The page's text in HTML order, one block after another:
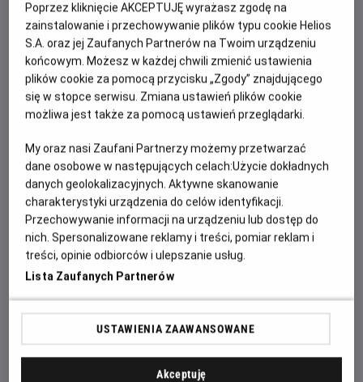
Rok 1982, anonimowy wykładowca i pasjonat wędkarstwa w
średnim wieku, Johann Otto von Spreckelsen – sensacyjnie
wygrywa najważniejszy konkurs architektoniczny na
świecie. Teraz na oczach całego świata będzie wykuwał
swoje magnum opus – „nowy Łuk Triumfalny”, symbol
postępu, braterstwa i rodzącej się ery pokoju. Na jego
drodze stanie jednak nie tylko własna bezkompromisowość
i perfekcjonizm, ale także polityczne naciski i
biurokratyczna machina.
W obsadzie m.in. jedyny w swoim rodzaju Xavier Dolan,
magnetyczny Swann Arlaud (adwokat z „Anatomii upadku”)
i wybuchowy Claes Bang („The Square”).
CENNIK
Poprzez kliknięcie AKCEPTUJĘ wyrażasz zgodę na
zainstalowanie i przechowywanie plików typu cookie Helios
S.A. oraz jej Zaufanych Partnerów na Twoim urządzeniu
końcowym. Możesz w każdej chwili zmienić ustawienia
plików cookie za pomocą przycisku „Zgody” znajdującego
się w stopce serwisu. Zmiana ustawień plików cookie
możliwa jest także za pomocą ustawień przeglądarki.
My oraz nasi Zaufani Partnerzy możemy przetwarzać
dane osobowe w następujących celach:Użycie dokładnych
danych geolokalizacyjnych. Aktywne skanowanie
charakterystyki urządzenia do celów identyfikacji.
Przechowywanie informacji na urządzeniu lub dostęp do
nich. Spersonalizowane reklamy i treści, pomiar reklam i
treści, opinie odbiorców i ulepszanie usług.
Lista Zaufanych Partnerów
USTAWIENIA ZAAWANSOWANE
Akceptuję